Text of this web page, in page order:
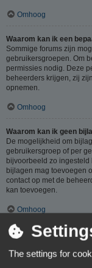
Omhoog
Waarom kan ik een
Sommige forums zijn
gebruikersgroepen. Om
permissies nodig. Deze
beheerders krijgen, zij
opnemen.
Omhoog
Waarom kan ik geen
De mogelijkheid om
gebruikersgroep of per
bijvoorbeeld zo
bijlagen mag toevoegen
contact op met de
kan toevoegen.
Omhoog
Waarom ontving ik een
Op ieder forum gelden
de beheerder)
The settings for